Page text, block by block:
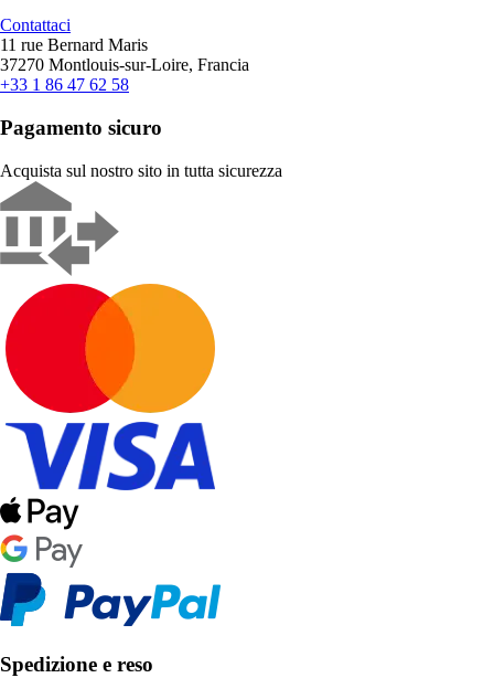
Contattaci
11 rue Bernard Maris
37270 Montlouis-sur-Loire, Francia
+33 1 86 47 62 58
Pagamento sicuro
Acquista sul nostro sito in tutta sicurezza
Spedizione e reso